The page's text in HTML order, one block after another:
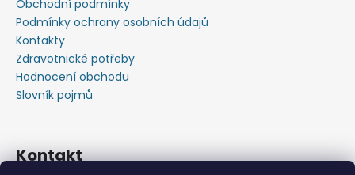
Obchodní podmínky
Podmínky ochrany osobních údajů
Kontakty
Zdravotnické potřeby
Hodnocení obchodu
Slovník pojmů
Kontakt